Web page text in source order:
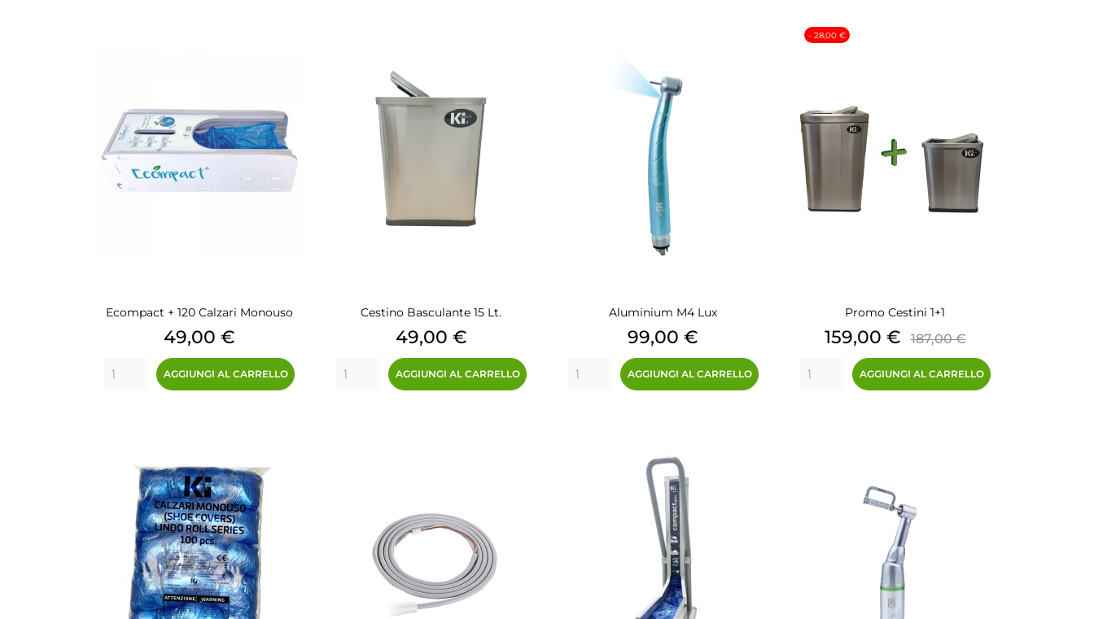
Ecompact + 120 Calzari Monouso
Prezzo
49,00 €
AGGIUNGI AL CARRELLO
Cestino Basculante 15 Lt.
Prezzo
49,00 €
AGGIUNGI AL CARRELLO
Aluminium M4 Lux
Prezzo
99,00 €
AGGIUNGI AL CARRELLO
Promo Cestini 1+1
Prezzo
159,00 € Prezzo
base
187,00 €
AGGIUNGI AL CARRELLO
- 28,00 €